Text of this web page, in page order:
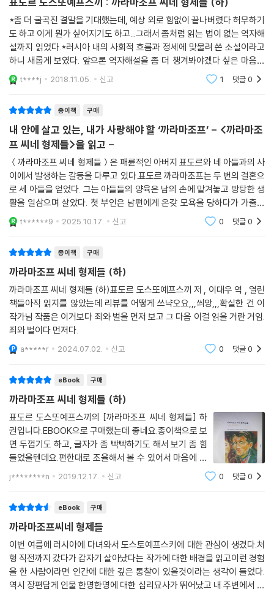
*좀 더 굴곡진 결말을 기대했는데, 예상 외로 힘없이 끝나버렸다.허무하기
도 하고 이게 뭔가 싶어지기도 하고...그래서 좀처럼 읽는 법이 없는 역자해
설까지 읽었다.*러시아 내의 사회적 흐름과 정세에 맞물려 쓴 소설이라고
하니 새롭게 보였다. 앞으론 역자해설을 좀 더 챙겨봐야겠다 싶은 마음도
들었지만 아마 안읽겠지..*드디어 다 읽었다. 도선생 시리즈...그동안 즐거
웠다...
t****j 2018.11.05. 신고 1 댓글0
종이책 구매
내 안에 살고 있는, 내가 사랑해야 할 ‘까라마조프’ - <까라마조
프 씨네 형제들>을 읽고 -
＜까라마조프 씨네 형제들＞은 패륜적인 아버지 표도르와 네 아들과의 사
이에서 발생하는 갈등을 다루고 있다.표도르 까라마조프는 두 번의 결혼으
로 세 아들을 얻었다. 그는 아들들의 양육은 남의 손에 맡겨놓고 방탕한 생
활을 일삼으며 살았다. 첫 부인은 남편에게 온갖 모욕을 당하다가 가출하
여 객사했고, 두 번째 부인은 공개적으로 창녀들을 집안으로 끌어들여 난
잡한 생활을 하는
t******9 2025.10.17. 신고 0 댓글0
종이책 구매
까라마조프 씨네 형제들 (하)
까라마조프 씨네 형제들 (하)표도르 도스또예프스끼 저 , 이대우 역 , 열린
책들아직 읽지를 않았는데 리뷰를 어떻게 쓰냑오요,,,씌앙,,,확실한 건 이
작가님 작품은 이거보다 죄와 벌을 먼저 보고 그 다음 이걸 읽을 거란 거임.
죄와 벌이다 먼저다.
a*****r 2024.07.02. 신고 0 댓글0
eBook 구매
까라마조프 씨네 형제들 (하)
표도르 도스또예프스끼의 [까라마조프 씨네 형제들] 하
권입니다.EBOOK으로 구매했는데 좋네요.종이책으로 보
면 두껍기도 하고, 글자가 좀 빡빡하기도 해서 보기 좀 힘
들었을텐데요.편한대로 조율해서 볼 수 있어서 마음에 듭
니다.번역도 워낙에 도스또예프스끼의 작품은 열린책들
출판사가 좋다고 하니 마음에 들고요.전자책으로 볼까 하
j********n 2019.12.17. 신고 0 댓글0
eBook 구매
까라마조프씨네 형제들
이번 여름에 러시아에 다녀와서 도스토예프스키에 대한 관심이 생겼다.처
형 직전까지 갔다가 갑자기 살아났다는 작가에 대한 배경을 읽고이런 경험
을 한 사람이라면 인간에 대한 깊은 통찰이 있을것이라는 생각이 들었다.
역시 장편답게 인물 한명한명에 대한 심리묘사가 뛰어났고 내 주변에서 봤